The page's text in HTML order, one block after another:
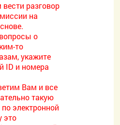
разговор
на
о
то
укажите
ID и номера
Вам и все
такую
электронной
это